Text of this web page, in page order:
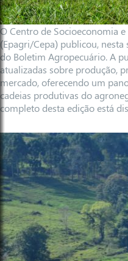
O Centro de Socioeconomia
(Epagri/Cepa) publicou,
do Boletim Agropecuário. A
atualizadas sobre produção,
mercado, oferecendo um
cadeias produtivas do
completo desta edição está